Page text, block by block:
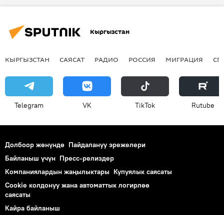
Кыргызстан
КЫРГЫЗСТАН САЯСАТ РАДИО РОССИЯ МИГРАЦИЯ
Telegram VK ТikТоk Rutube
Долбоор жөнүндө Пайдалануу эрежелери
Байланыш үчүн Пресс-релиздер
Компаниялардын жаңылыктары Купуялык саясаты
Cookie колдонуу жана автоматтык логирлөө
саясаты
Кайра байланыш